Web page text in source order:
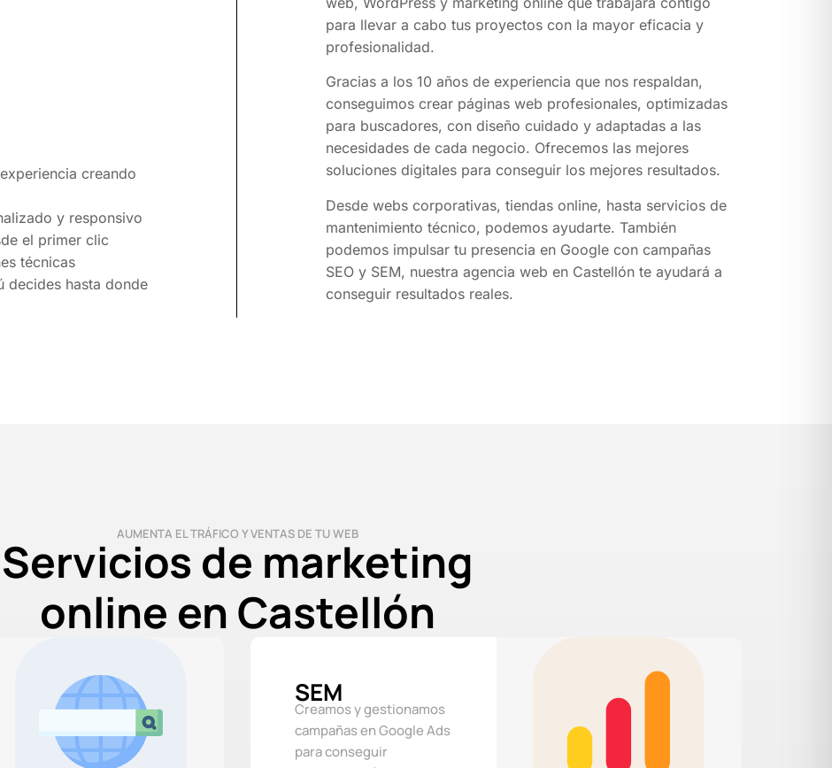
creando
y responsivo
el primer clic
técnicas
decides hasta donde
para llevar a cabo tus proyectos con la mayor eficacia y
profesionalidad.
Gracias a los 10 años de experiencia que nos respaldan,
conseguimos crear páginas web profesionales, optimizadas
para buscadores, con diseño cuidado y adaptadas a las
necesidades de cada negocio. Ofrecemos las mejores
soluciones digitales para conseguir los mejores resultados.
Desde webs corporativas, tiendas online, hasta servicios de
mantenimiento técnico, podemos ayudarte. También
podemos impulsar tu presencia en Google con campañas
SEO y SEM, nuestra agencia web en Castellón te ayudará a
conseguir resultados reales.
AUMENTA EL TRÁFICO Y VENTAS DE TU WEB
Servicios de marketing
online en Castellón
SEM
Creamos y gestionamos
campañas en Google Ads
para conseguir